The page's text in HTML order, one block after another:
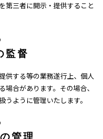
第三者に開示・提供すること
監督
供する等の業務遂行上、個人
合があります。その場合、
ように管理いたします。
管理